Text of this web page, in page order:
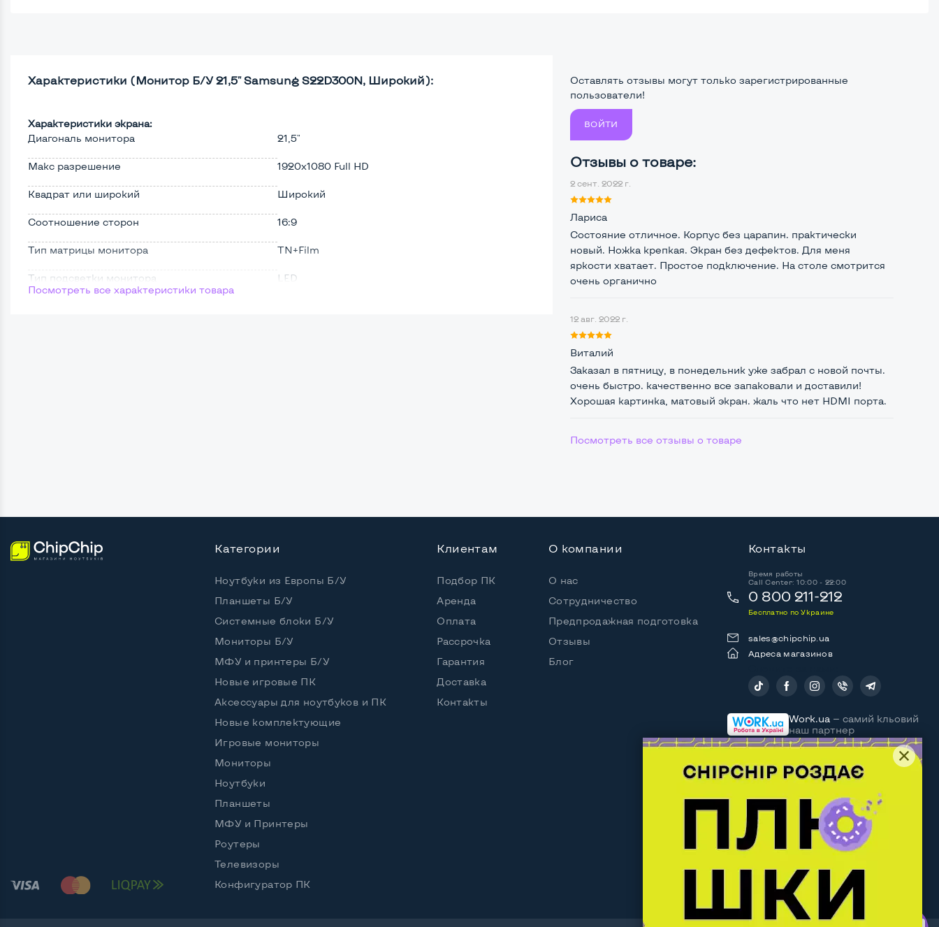
Характеристики (Монитор Б/У 21,5" Samsung S22D300N, Широкий):
Характеристики экрана:
Диагональ монитора
21,5"
Макс разрешение 1920x1080 Full HD
Квадрат или широкий Широкий
Соотношение сторон 16:9
Тип матрицы монитора TN+Film
Тип подсветки монитора LED
Возможность вывода USB-разъемов на
Нет
Наклон, вперед назад
Нет
Черный
Комплектация: Монитор, кабель питания
Посмотреть все характеристики товара
Оставлять отзывы могут только зарегистрированные
пользователи!
ВОЙТИ
Отзывы о товаре:
2 сент. 2022 г.
Лариса
Состояние отличное. Корпус без царапин. практически
новый. Ножка крепкая. Экран без дефектов. Для меня
яркости хватает. Простое подключение. На столе смотрится
очень органично
12 авг. 2022 г.
Виталий
Заказал в пятницу, в понедельник уже забрал с новой почты.
очень быстро. качественно все запаковали и доставили!
Хорошая картинка, матовый экран. жаль что нет HDMI порта.
Посмотреть все отзывы о товаре
Категории
Ноутбуки из Европы Б/У
Планшеты Б/У
Системные блоки Б/У
Мониторы Б/У
МФУ и принтеры Б/У
Новые игровые ПК
Аксессуары для ноутбуков и ПК
Новые комплектующие
Игровые мониторы
Мониторы
Ноутбуки
Планшеты
МФУ и Принтеры
Роутеры
Телевизоры
Конфигуратор ПК
Клиентам
Подбор ПК
Аренда
Оплата
Рассрочка
Гарантия
Доставка
Контакты
О компании
О нас
Сотрудничество
Предпродажная подготовка
Отзывы
Блог
Контакты
Время работы
Call Center: 10:00 - 22:00
0 800 211-212
Бесплатно по Украине
sales@chipchip.ua
Адреса магазинов
Work.ua — самий кльовий
наш партнер